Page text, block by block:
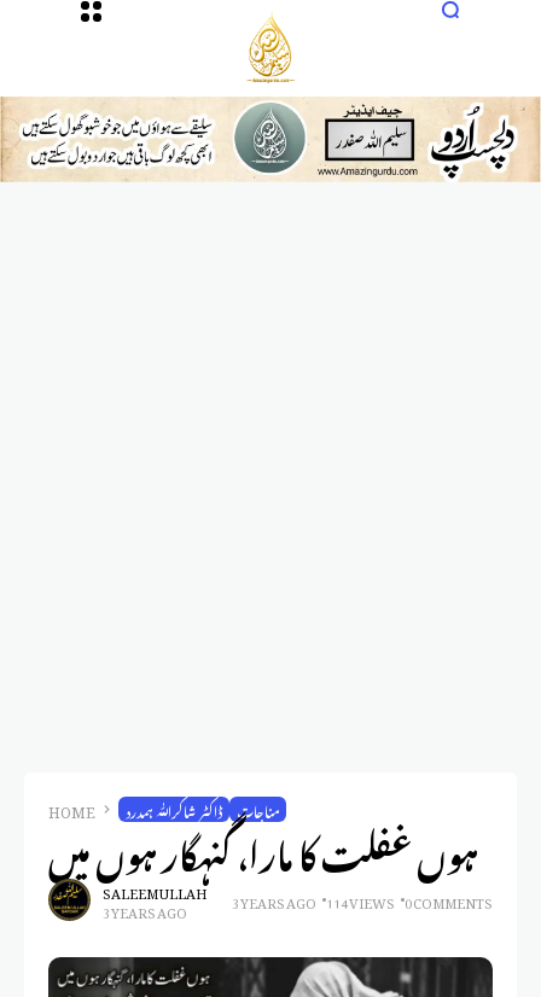
HOME ڈاکٹر شاکراللّٰہ ہمدرد مناجات
ہوں غفلت کا مارا، گنہگار ہوں میں
SALEEM ULLAH
3 YEARS AGO 3 YEARS AGO 114 VIEWS 0 COMMENTS